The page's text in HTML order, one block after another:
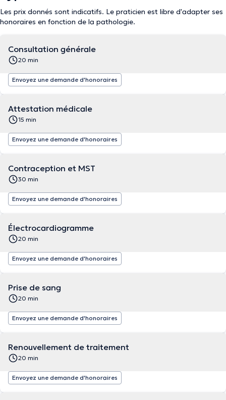
Les prix donnés sont indicatifs. Le praticien est libre d'adapter ses
honoraires en fonction de la pathologie.
Consultation générale
20 min
Envoyez une demande d'honoraires
Attestation médicale
15 min
Envoyez une demande d'honoraires
Contraception et MST
30 min
Envoyez une demande d'honoraires
Électrocardiogramme
20 min
Envoyez une demande d'honoraires
Prise de sang
20 min
Envoyez une demande d'honoraires
Renouvellement de traitement
20 min
Envoyez une demande d'honoraires